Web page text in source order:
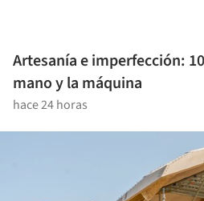
Artesanía e imperfección:
mano y la máquina
hace 24 horas